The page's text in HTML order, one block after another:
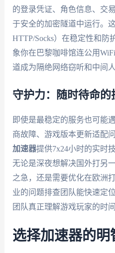
的登录凭证、角色信息、交
于安全的加密隧道中运行。
HTTP/Socks）在稳定性和防
象你在巴黎咖啡馆连公用
道成为隔绝网络窃听和中间
守护力：随时待命的
即使是最稳定的服务也可
商故障、游戏版本更新适配
加速器提供7x24小时的实时
无论是深夜想解决国外打另
之急，还是需要优化在欧洲
业的问题排查团队能快速定
团队真正理解游戏玩家的时
选择加速器的明